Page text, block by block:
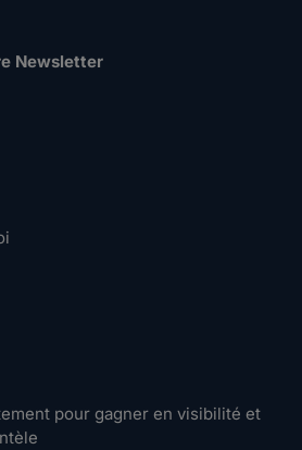
Newsletter
pour gagner en visibilité et